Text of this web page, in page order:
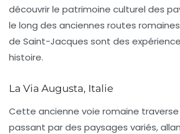
découvrir le patrimoine culturel des
le long des anciennes routes
de Saint-Jacques sont des
histoire.
La Via Augusta, Italie
Cette ancienne voie romaine traverse
passant par des paysages variés,